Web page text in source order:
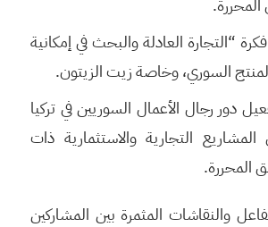
“التجارة العادلة والبحث في إمكانية
السوري، وخاصة زيت الزيتون.
دور رجال الأعمال السوريين في تركيا
التجارية والاستثمارية ذات
المحررة.
والنقاشات المثمرة بين المشاركين